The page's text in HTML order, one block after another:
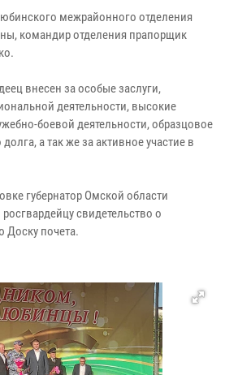
межрайонного отделения
командир отделения прапорщик
внесен за особые заслуги,
деятельности, высокие
боевой деятельности, образцовое
а так же за активное участие в
губернатор Омской области
свидетельство о
Доску почета.